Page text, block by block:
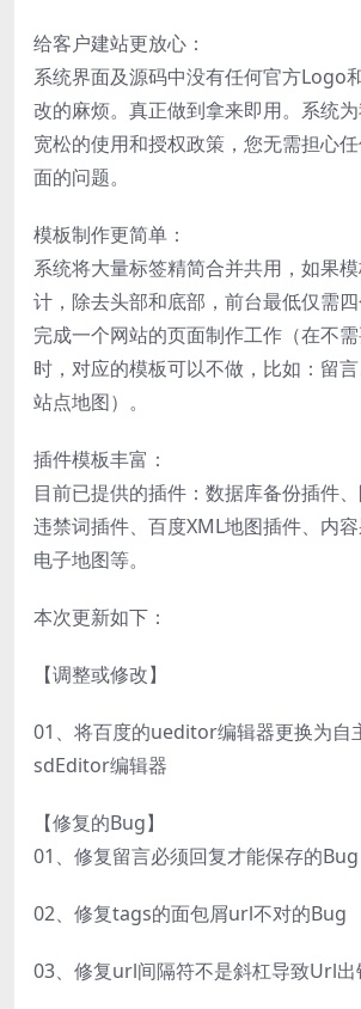
给客户建站更放心：
系统界面及源码中没有任何官方Logo
改的麻烦。真正做到拿来即用。系统为
宽松的使用和授权政策，您无需担心
面的问题。
模板制作更简单：
系统将大量标签精简合并共用，如果
计，除去头部和底部，前台最低仅需
完成一个网站的页面制作工作（在不
时，对应的模板可以不做，比如：留言
站点地图）。
插件模板丰富：
目前已提供的插件：数据库备份插件、
违禁词插件、百度XML地图插件、内
电子地图等。
本次更新如下：
【调整或修改】
01、将百度的ueditor编辑器更换为自
sdEditor编辑器
【修复的Bug】
01、修复留言必须回复才能保存的Bug
02、修复tags的面包屑url不对的Bug
03、修复url间隔符不是斜杠导致Url